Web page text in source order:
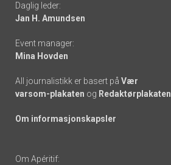
links
Daglig leder:
Jan H. Amundsen
Event manager:
Mina Hovden
All journalistikk er basert på Vær
varsom-plakaten og Redaktørplakaten
Om informasjonskapsler
Om Apéritif: